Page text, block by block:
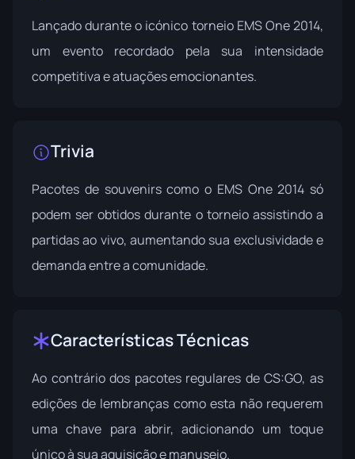
Lançado durante o icónico torneio EMS One 2014,
um evento recordado pela sua intensidade
competitiva e atuações emocionantes.
Trivia
Pacotes de souvenirs como o EMS One 2014 só
podem ser obtidos durante o torneio assistindo a
partidas ao vivo, aumentando sua exclusividade e
demanda entre a comunidade.
Características Técnicas
Ao contrário dos pacotes regulares de CS:GO, as
edições de lembranças como esta não requerem
uma chave para abrir, adicionando um toque
único à sua aquisição e manuseio.